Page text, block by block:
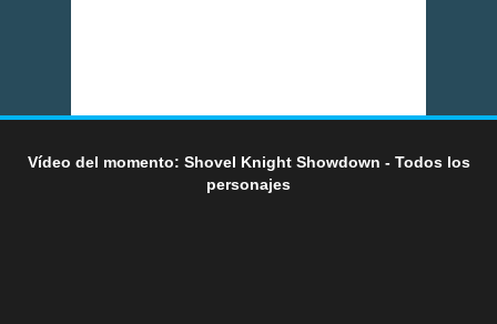
Vídeo del momento: Shovel Knight Showdown - Todos los
personajes